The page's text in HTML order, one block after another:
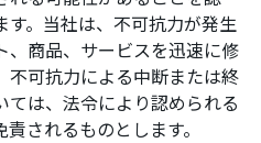
す。当社は、不可抗力が発生
、商品、サービスを迅速に修
不可抗力による中断または終
ては、法令により認められる
されるものとします。